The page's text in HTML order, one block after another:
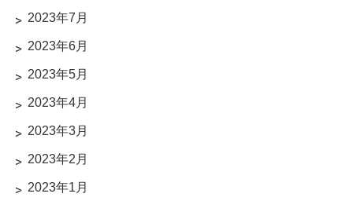
2023年7月
2023年6月
2023年5月
2023年4月
2023年3月
2023年2月
2023年1月